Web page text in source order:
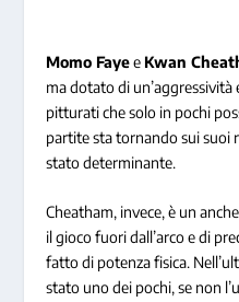
Momo Fayee Kwan
ma dotato di un’aggressività
pitturati che solo in pochi
partite sta tornando sui suoi
stato determinante.
Cheatham, invece, è un
il gioco fuori dall’arco e di
fatto di potenza fisica.
stato uno dei pochi, se non